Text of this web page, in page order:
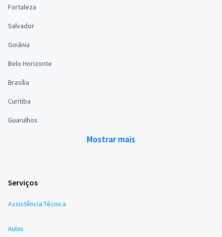
Fortaleza
Salvador
Goiânia
Belo Horizonte
Brasília
Curitiba
Guarulhos
Mostrar mais
Serviços
Assistência Técnica
Aulas